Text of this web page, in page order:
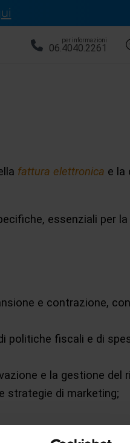
per informazioni
06.4040.2261
fattura elettronica e la
essenziali per
e contrazione,
politiche fiscali e di
e la gestione del
strategie di marketing;
come la